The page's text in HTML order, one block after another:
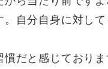
。自分自身に対して
だと感じておりま